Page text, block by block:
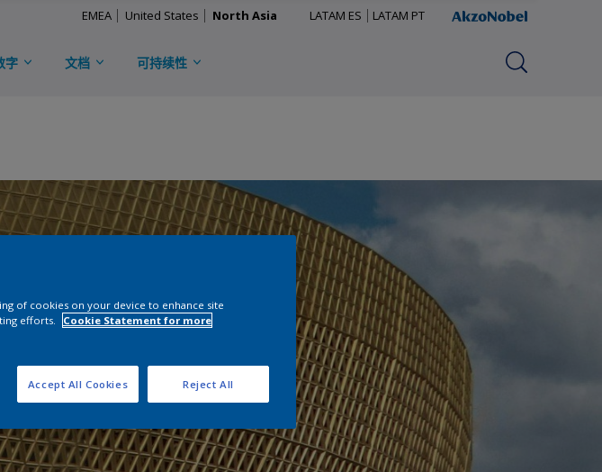
EMEA United States North Asia LATAM ES LATAM PT
字 文档 可持续性
of cookies on your device to enhance site
efforts.
Cookie Statement for more
Reject All
Accept All Cookies